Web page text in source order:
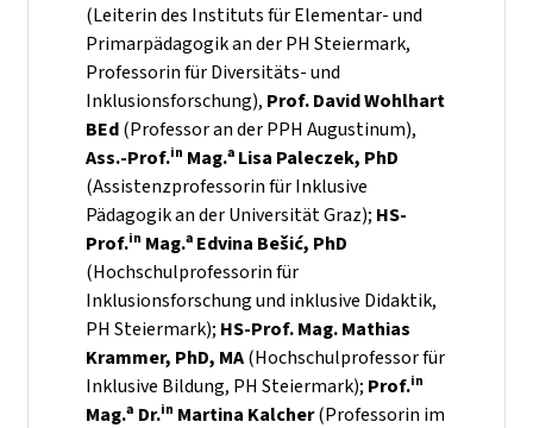
(Leiterin des Instituts für Elementar- und
Primarpädagogik an der PH Steiermark,
Professorin für Diversitäts- und
Inklusionsforschung), Prof. David Wohlhart
BEd(Professor an der PPH Augustinum),
Ass.-Prof.in Mag.a Lisa Paleczek, PhD
(Assistenzprofessorin für Inklusive
Pädagogik an der Universität Graz); HS-
Prof.in Mag.a Edvina Bešić, PhD
(Hochschulprofessorin für
Inklusionsforschung und inklusive Didaktik,
PH Steiermark); HS-Prof. Mag. Mathias
Krammer, PhD, MA(Hochschulprofessor für
Inklusive Bildung, PH Steiermark); Prof.in
Mag.a Dr.in Martina Kalcher(Professorin im